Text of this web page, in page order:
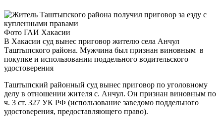
Фото ГАИ Хакасии
В Хакасии суд вынес приговор жителю села Анчул
Таштыпского района. Мужчина был признан виновным в
покупке и использовании поддельного водительского
удостоверения
Таштыпский районный суд вынес приговор по уголовному
делу в отношении жителя с. Анчул. Он признан виновным по
ч. 3 ст. 327 УК РФ (использование заведомо поддельного
удостоверения, предоставляющего право).